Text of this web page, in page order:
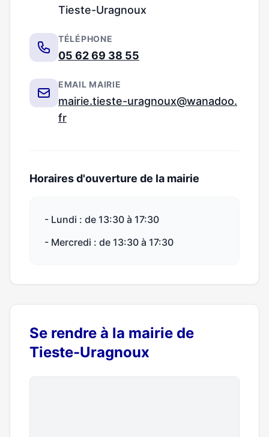
Tieste-Uragnoux
TÉLÉPHONE
05 62 69 38 55
EMAIL MAIRIE
mairie.tieste-uragnoux@wanadoo.
fr
Horaires d'ouverture de la mairie
- Lundi : de 13:30 à 17:30
- Mercredi : de 13:30 à 17:30
Se rendre à la mairie de
Tieste-Uragnoux